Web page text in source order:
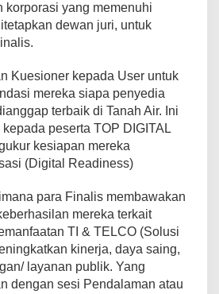
korporasi yang memenuhi
dewan juri, untuk
Kuesioner kepada User untuk
mereka siapa penyedia
terbaik di Tanah Air. Ini
peserta TOP DIGITAL
kesiapan mereka
(Digital Readiness)
para Finalis membawakan
mereka terkait
TI & TELCO (Solusi
kinerja, daya saing,
layanan publik. Yang
dengan sesi Pendalaman atau